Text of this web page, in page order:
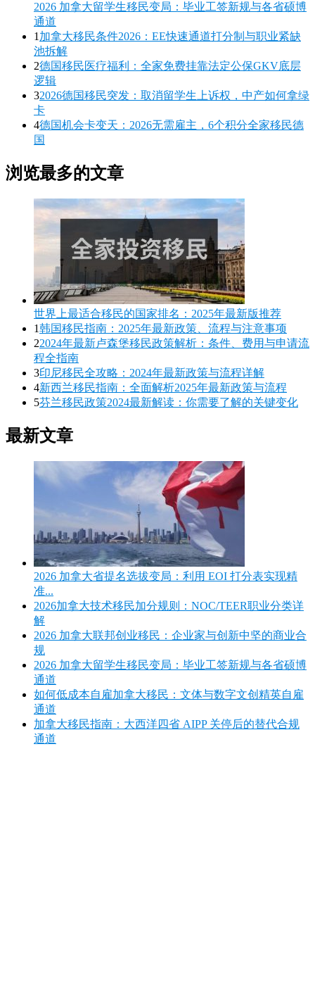
2026 加拿大留学生移民变局：毕业工签新规与各省硕博
通道
1 加拿大移民条件2026：EE快速通道打分制与职业紧缺
池拆解
2德国移民医疗福利：全家免费挂靠法定公保GKV底层
逻辑
32026德国移民突发：取消留学生上诉权，中产如何拿绿
卡
4德国机会卡变天：2026无需雇主，6个积分全家移民德
国
浏览最多的文章
世界上最适合移民的国家排名：2025年最新版推荐
1韩国移民指南：2025年最新政策、流程与注意事项
22024年最新卢森堡移民政策解析：条件、费用与申请流
程全指南
3印尼移民全攻略：2024年最新政策与流程详解
4新西兰移民指南：全面解析2025年最新政策与流程
5芬兰移民政策2024最新解读：你需要了解的关键变化
最新文章
2026 加拿大省提名选拔变局：利用 EOI 打分表实现精
准...
2026加拿大技术移民加分规则：NOC/TEER职业分类详
解
2026 加拿大联邦创业移民：企业家与创新中坚的商业合
规
2026 加拿大留学生移民变局：毕业工签新规与各省硕博
通道
如何低成本自雇加拿大移民：文体与数字文创精英自雇
通道
加拿大移民指南：大西洋四省 AIPP 关停后的替代合规
通道